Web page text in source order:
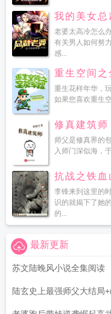
我的美女总
老婆太高冷怎么
有关男人如何努
感...
重生空间之
重生花样年华，
如果您喜欢重生
修真建筑师
师父是修真界的
入师门深似海，
抗战之铁血
李锋来到这里的
识的就揭下了她
的...
最新更新
苏文陆晚风小说全集阅读
陆玄史上最强师父大结局